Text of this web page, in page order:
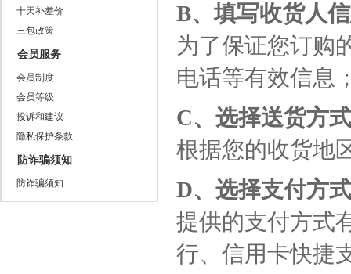
十天补差价
三包政策
会员服务
会员制度
会员等级
投诉和建议
隐私保护条款
防诈骗须知
防诈骗须知
B、填写收货人
为了保证您订购
电话等有效信息
C、选择送货方式
根据您的收货地
D、选择支付方式
提供的支付方式
行、信用卡快捷